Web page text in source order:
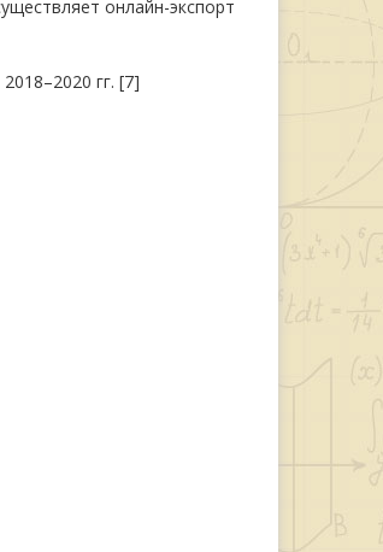
онлайн-экспорт
гг. [7]